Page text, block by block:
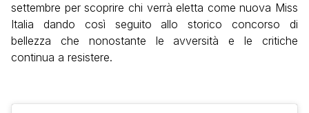
settembre per scoprire chi verrà eletta come nuova Miss
Italia dando così seguito allo storico concorso di
bellezza che nonostante le avversità e le critiche
continua a resistere.